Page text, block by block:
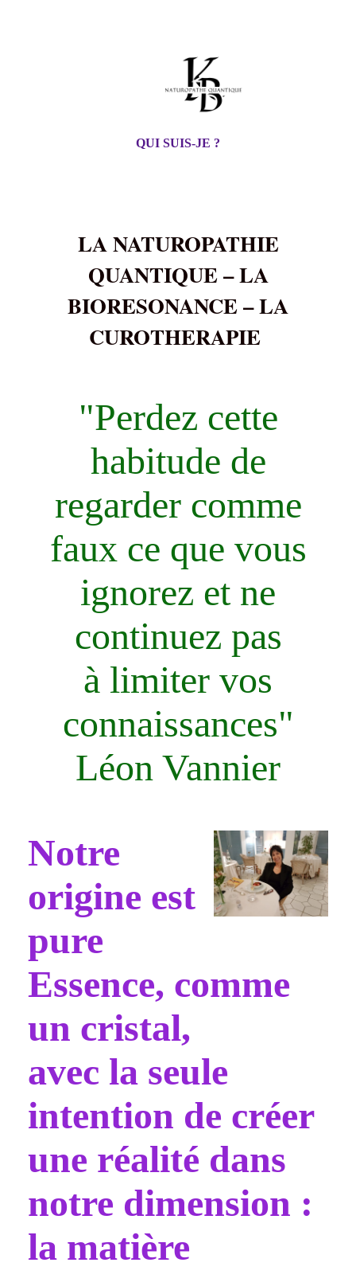
QUI SUIS-JE ?
LA NATUROPATHIE
QUANTIQUE – LA
BIORESONANCE – LA
CUROTHERAPIE
"Perdez cette
habitude de
regarder comme
faux ce que vous
ignorez et ne
continuez pas
à limiter vos
connaissances"
Léon Vannier
Notre
origine est
pure
Essence, comme
un cristal,
avec la seule
intention de créer
une réalité dans
notre dimension :
la matière